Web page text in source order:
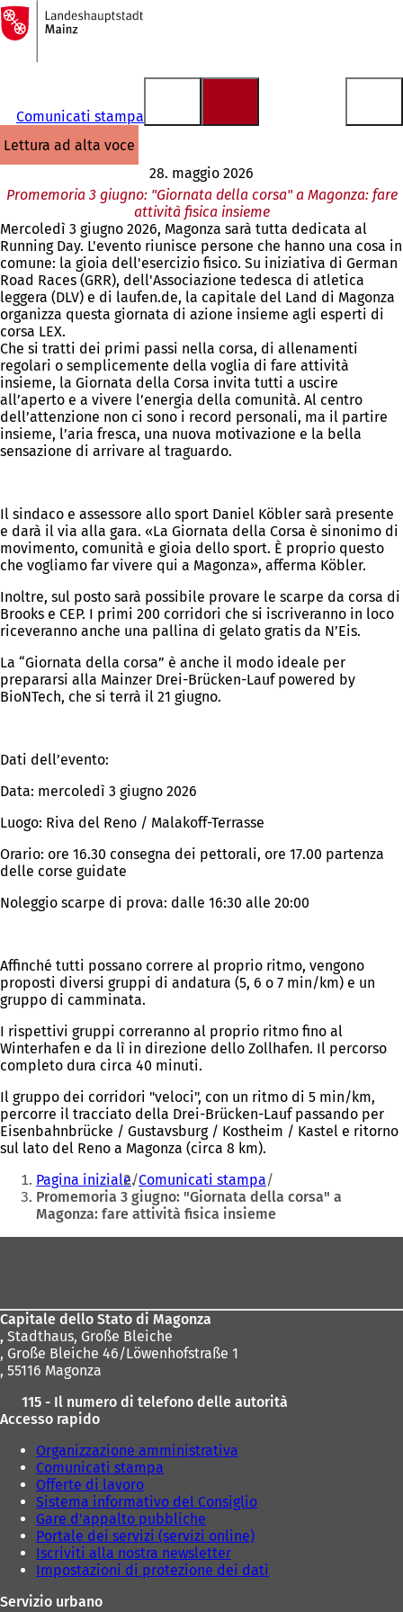
Vai al contenuto
Alla
pagina
iniziale
Comunicati stampa
lettura ad alta voce
28. maggio 2026
Promemoria 3 giugno: "Giornata della corsa" a Magonza: fare
attività fisica insieme
Mercoledì 3 giugno 2026, Magonza sarà tutta dedicata al
Running Day. L'evento riunisce persone che hanno una cosa in
comune: la gioia dell'esercizio fisico. Su iniziativa di German
Road Races (GRR), dell'Associazione tedesca di atletica
leggera (DLV) e di laufen.de, la capitale del Land di Magonza
organizza questa giornata di azione insieme agli esperti di
corsa LEX.
Che si tratti dei primi passi nella corsa, di allenamenti
regolari o semplicemente della voglia di fare attività
insieme, la Giornata della Corsa invita tutti a uscire
all’aperto e a vivere l’energia della comunità. Al centro
dell’attenzione non ci sono i record personali, ma il partire
insieme, l’aria fresca, una nuova motivazione e la bella
sensazione di arrivare al traguardo.
Il sindaco e assessore allo sport Daniel Köbler sarà presente
e darà il via alla gara. «La Giornata della Corsa è sinonimo di
movimento, comunità e gioia dello sport. È proprio questo
che vogliamo far vivere qui a Magonza», afferma Köbler.
Inoltre, sul posto sarà possibile provare le scarpe da corsa di
Brooks e CEP. I primi 200 corridori che si iscriveranno in loco
riceveranno anche una pallina di gelato gratis da N’Eis.
La “Giornata della corsa” è anche il modo ideale per
prepararsi alla Mainzer Drei-Brücken-Lauf powered by
BioNTech, che si terrà il 21 giugno.
Dati dell’evento:
Data: mercoledì 3 giugno 2026
Luogo: Riva del Reno / Malakoff-Terrasse
Orario: ore 16.30 consegna dei pettorali, ore 17.00 partenza
delle corse guidate
Noleggio scarpe di prova: dalle 16:30 alle 20:00
Affinché tutti possano correre al proprio ritmo, vengono
proposti diversi gruppi di andatura (5, 6 o 7 min/km) e un
gruppo di camminata.
I rispettivi gruppi correranno al proprio ritmo fino al
Winterhafen e da lì in direzione dello Zollhafen. Il percorso
completo dura circa 40 minuti.
Il gruppo dei corridori "veloci", con un ritmo di 5 min/km,
percorre il tracciato della Drei-Brücken-Lauf passando per
Eisenbahnbrücke / Gustavsburg / Kostheim / Kastel e ritorno
sul lato del Reno a Magonza (circa 8 km).
Siete
qui:
Pagina iniziale Comunicati stampa
Promemoria 3 giugno: "Giornata della corsa" a
Magonza: fare attività fisica insieme
Capitale dello Stato di Magonza
, Stadthaus, Große Bleiche
, Große Bleiche 46/Löwenhofstraße 1
, 55116 Magonza
115 - Il numero di telefono delle autorità
Accesso rapido
Organizzazione amministrativa
Comunicati stampa
Offerte di lavoro
Sistema informativo del Consiglio
Gare d'appalto pubbliche
Portale dei servizi (servizi online)
Iscriviti alla nostra newsletter
Impostazioni di protezione dei dati
Servizio urbano